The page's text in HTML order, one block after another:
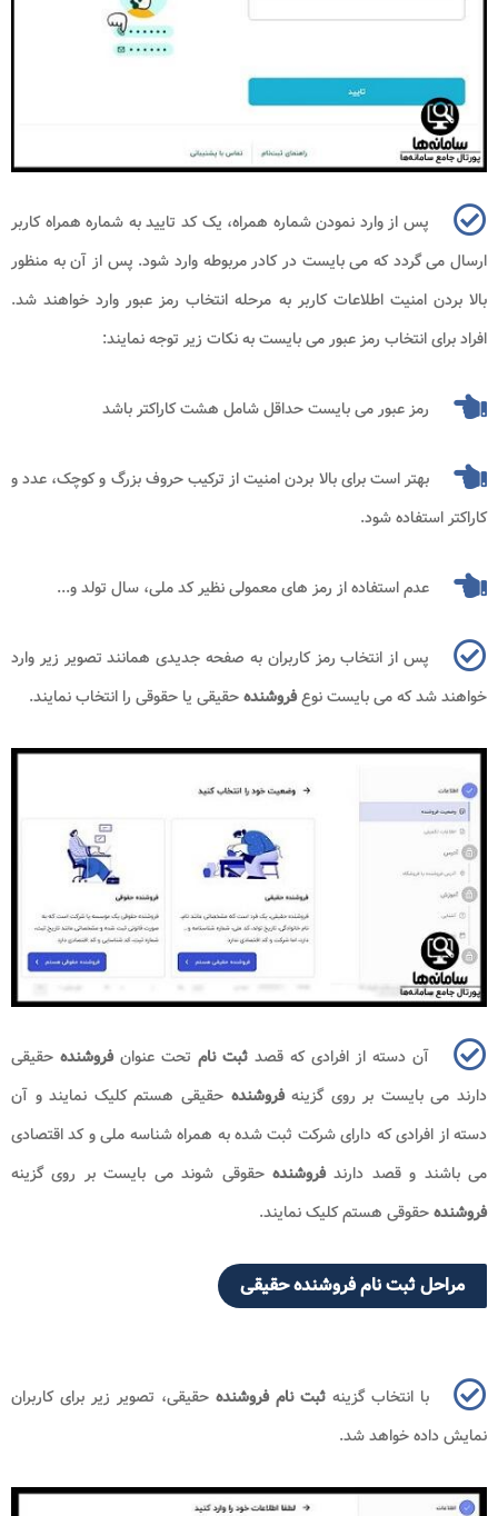
پس از وارد نمودن شماره همراه، یک کد تایید به شماره همراه کاربر
ارسال می گردد که می بایست در کادر مربوطه وارد شود. پس از آن به منظور
بالا بردن امنیت اطلاعات کاربر به مرحله انتخاب رمز عبور وارد خواهند شد.
افراد برای انتخاب رمز عبور می بایست به نکات زیر توجه نمایند:
رمز عبور می بایست حداقل شامل هشت کاراکتر باشد
بهتر است برای بالا بردن امنیت از ترکیب حروف بزرگ و کوچک، عدد و
کاراکتر استفاده شود.
عدم استفاده از رمز های معمولی نظیر کد ملی، سال تولد و...
پس از انتخاب رمز کاربران به صفحه جدیدی همانند تصویر زیر وارد
خواهند شد که می بایست نوعفروشندهحقیقی یا حقوقی را انتخاب نمایند.
آن دسته از افرادی که قصد ثبت نام تحت عنوانفروشنده حقیقی
دارند می بایست بر روی گزینهفروشندهحقیقی هستم کلیک نمایند و آن
دسته از افرادی که دارای شرکت ثبت شده به همراه شناسه ملی و کد اقتصادی
می باشند و قصد دارندفروشندهحقوقی شوند می بایست بر روی گزینه
فروشندهحقوقی هستم کلیک نمایند.
مراحل ثبت نام فروشنده حقیقی
با انتخاب گزینه ثبت نام فروشنده حقیقی، تصویر زیر برای کاربران
نمایش داده خواهد شد.